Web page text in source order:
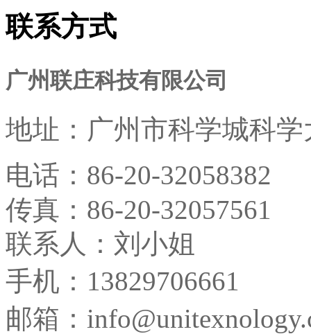
联系方式
广州联庄科技有限公司
地址： 广州市科学城科
电话： 86-20-32058382
传真： 86-20-32057561
联系人：刘小姐
手机：13829706661
邮箱：